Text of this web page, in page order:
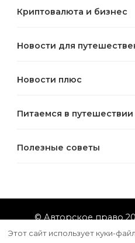
Криптовалюта и бизнес
Новости для
Новости плюс
Питаемся в путешествии
Полезные советы
© Авторское право
защищены.Vilva |
Этот сайт использует куки-